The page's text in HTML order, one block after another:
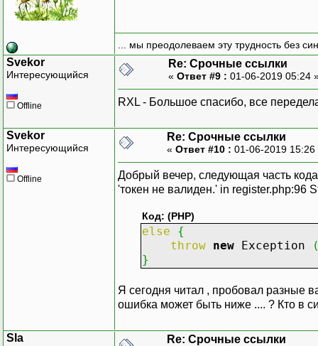
... мы преодолеваем эту трудность без
Svekor
Интересующийся
Offline
Re: Срочные ссылки
« Ответ #9 : 01-06-2019 05:24
RXL - Большое спасибо, все
Svekor
Интересующийся
Offline
Re: Срочные ссылки
« Ответ #10 : 01-06-2019
Добрый вечер, следующая часть
'токен не валиден.' in register.php:96
Код: (PHP)
else
{
throw new Exception
}
Я сегодня читал , пробовал разные
ошибка может быть ниже .... ? Кто в
Sla Re: Срочные ссылки